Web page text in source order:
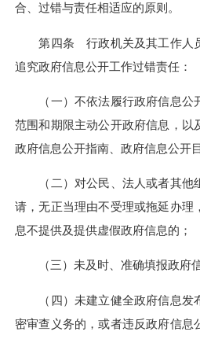
合、过错与责任相适应的原则。
第四条 行政机关及其工作人员
追究政府信息公开工作过错责任：
（一）不依法履行政府信息公
范围和期限主动公开政府信息，以
政府信息公开指南、政府信息公开
（二）对公民、法人或者其他
请，无正当理由不受理或拖延办理
息不提供及提供虚假政府信息的；
（三）未及时、准确填报政府信
（四）未建立健全政府信息发
密审查义务的，或者违反政府信息